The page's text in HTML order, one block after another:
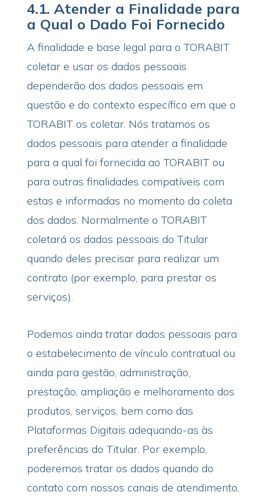
4.1. Atender a Finalidade para
a Qual o Dado Foi Fornecido
A finalidade e base legal para o TORABIT
coletar e usar os dados pessoais
dependerão dos dados pessoais em
questão e do contexto específico em que o
TORABIT os coletar. Nós tratamos os
dados pessoais para atender a finalidade
para a qual foi fornecida ao TORABIT ou
para outras finalidades compatíveis com
estas e informadas no momento da coleta
dos dados. Normalmente o TORABIT
coletará os dados pessoais do Titular
quando deles precisar para realizar um
contrato (por exemplo, para prestar os
serviços).
Podemos ainda tratar dados pessoais para
o estabelecimento de vínculo contratual ou
ainda para gestão, administração,
prestação, ampliação e melhoramento dos
produtos, serviços, bem como das
Plataformas Digitais adequando-as às
preferências do Titular. Por exemplo,
poderemos tratar os dados quando do
contato com nossos canais de atendimento,